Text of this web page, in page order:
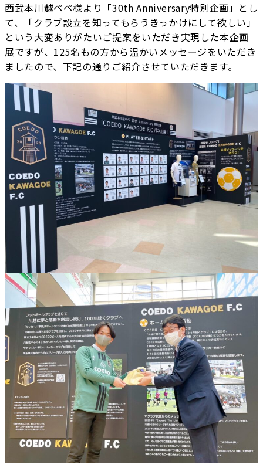
西武本川越ペペ様より「30th Anniversary特別企画」とし
て、「クラブ設立を知ってもらうきっかけにして欲しい」
という大変ありがたいご提案をいただき実現した本企画
展ですが、125名もの方から温かいメッセージをいただき
ましたので、下記の通りご紹介させていただきます。